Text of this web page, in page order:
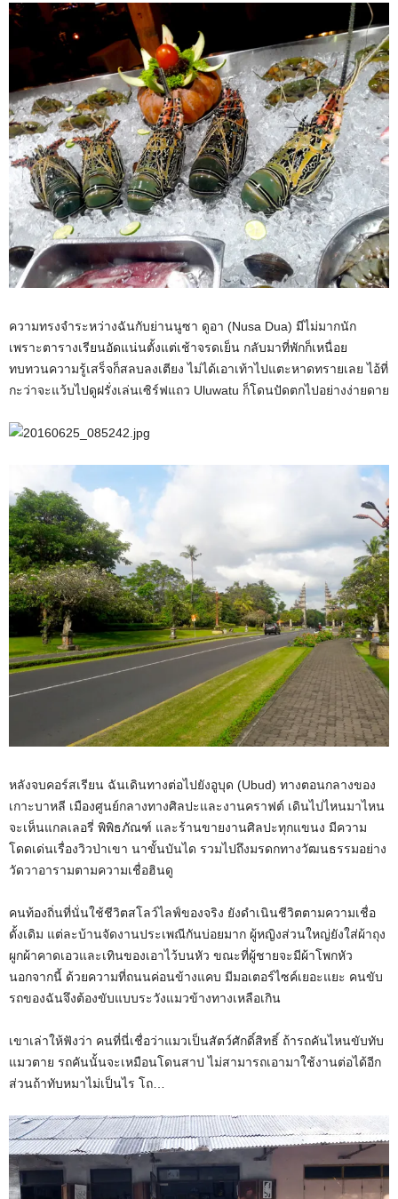
ความทรงจำระหว่างฉันกับย่านนูซา ดูอา (Nusa Dua) มีไม่มากนัก
เพราะตารางเรียนอัดแน่นตั้งแต่เช้าจรดเย็น กลับมาที่พักก็เหนื่อย
ทบทวนความรู้เสร็จก็สลบลงเตียง ไม่ได้เอาเท้าไปแตะหาดทรายเลย ไอ้ที่
กะว่าจะแว้บไปดูฝรั่งเล่นเซิร์ฟแถว Uluwatu ก็โดนปัดตกไปอย่างง่ายดาย
หลังจบคอร์สเรียน ฉันเดินทางต่อไปยังอูบุด (Ubud) ทางตอนกลางของ
เกาะบาหลี เมืองศูนย์กลางทางศิลปะและงานคราฟต์ เดินไปไหนมาไหน
จะเห็นแกลเลอรี่ พิพิธภัณฑ์ และร้านขายงานศิลปะทุกแขนง มีความ
โดดเด่นเรื่องวิวป่าเขา นาขั้นบันได รวมไปถึงมรดกทางวัฒนธรรมอย่าง
วัดวาอารามตามความเชื่อฮินดู
คนท้องถิ่นที่นั่นใช้ชีวิตสโลว์ไลฟ์ของจริง ยังดำเนินชีวิตตามความเชื่อ
ดั้งเดิม แต่ละบ้านจัดงานประเพณีกันบ่อยมาก ผู้หญิงส่วนใหญ่ยังใส่ผ้าถุง
ผูกผ้าคาดเอวและเทินของเอาไว้บนหัว ขณะที่ผู้ชายจะมีผ้าโพกหัว
นอกจากนี้ ด้วยความที่ถนนค่อนข้างแคบ มีมอเตอร์ไซค์เยอะแยะ คนขับ
รถของฉันจึงต้องขับแบบระวังแมวข้างทางเหลือเกิน
เขาเล่าให้ฟังว่า คนที่นี่เชื่อว่าแมวเป็นสัตว์ศักดิ์สิทธิ์ ถ้ารถคันไหนขับทับ
แมวตาย รถคันนั้นจะเหมือนโดนสาป ไม่สามารถเอามาใช้งานต่อได้อีก
ส่วนถ้าทับหมาไม่เป็นไร โถ…